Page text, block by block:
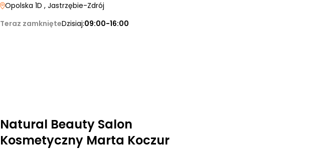
Opolska 1D , Jastrzębie-Zdrój
Teraz zamknięteDzisiaj:09:00-16:00
Natural Beauty Salon
Kosmetyczny Marta Koczur